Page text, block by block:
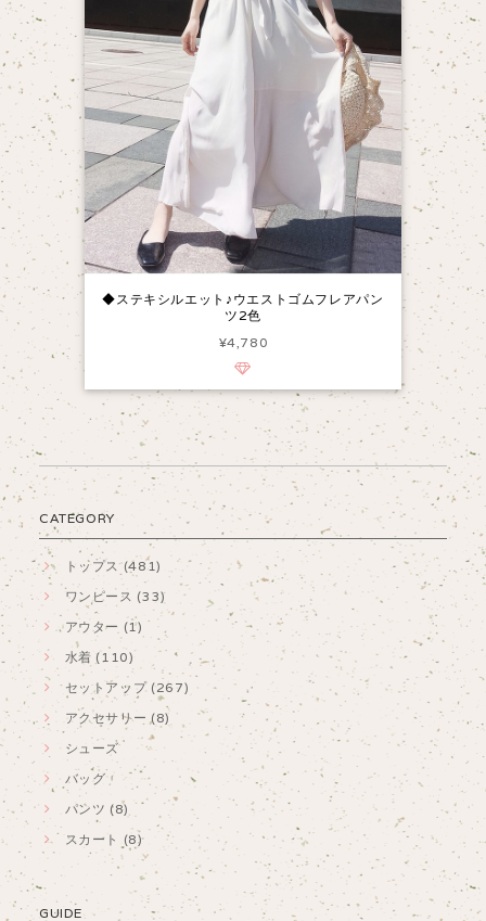
◆ステキシルエット♪ウエストゴムフレアパン
ツ2色
¥4,780
CATEGORY
トップス (481)
ワンピース (33)
アウター (1)
水着 (110)
セットアップ (267)
アクセサリー (8)
シューズ
バッグ
パンツ (8)
スカート (8)
GUIDE